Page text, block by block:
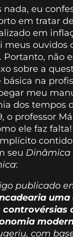
nada, eu
em tratar
em
meus ouvidos
Portanto, não
sobre a
na
meu
dos tempos
o professor
ele faz
contido
seu Dinâmica
:
publicado
uma
controvérsias
com